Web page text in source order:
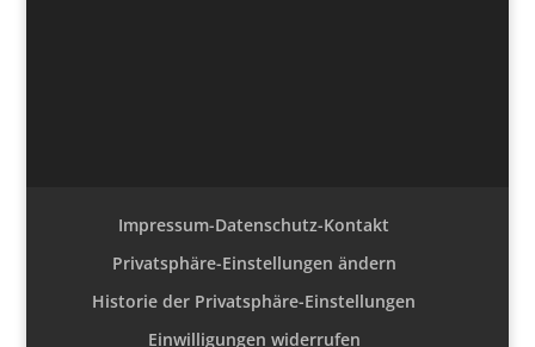
Impressum-Datenschutz-Kontakt
Privatsphäre-Einstellungen ändern
Historie der Privatsphäre-Einstellungen
Einwilligungen widerrufen